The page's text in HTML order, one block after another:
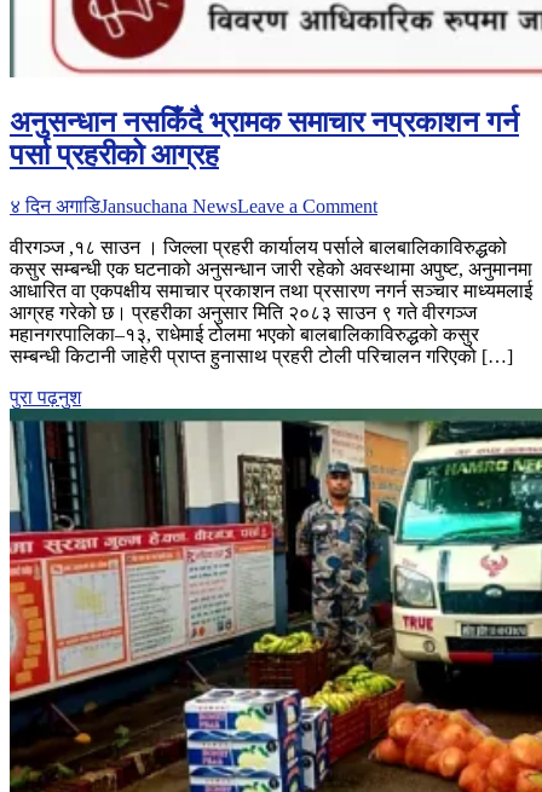
अनुसन्धान नसकिँदै भ्रामक समाचार नप्रकाशन गर्न
पर्सा प्रहरीको आग्रह
४ दिन अगाडिJansuchana NewsLeave a Commenton
नसकिँदै
भ्रामक
समाचार
नप्रकाशन
गर्न
पर्सा
वीरगञ्ज ,१८ साउन । जिल्ला प्रहरी कार्यालय पर्साले बालबालिकाविरुद्धको
कसुर सम्बन्धी एक घटनाको अनुसन्धान जारी रहेको अवस्थामा अपुष्ट, अनुमानमा
आधारित वा एकपक्षीय समाचार प्रकाशन तथा प्रसारण नगर्न सञ्चार माध्यमलाई
आग्रह गरेको छ। प्रहरीका अनुसार मिति २०८३ साउन ९ गते वीरगञ्ज
महानगरपालिका–१३, राधेमाई टोलमा भएको बालबालिकाविरुद्धको कसुर
सम्बन्धी किटानी जाहेरी प्राप्त हुनासाथ प्रहरी टोली परिचालन गरिएको […]
पुरा पढ़नुश